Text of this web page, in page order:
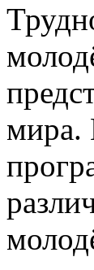
мира.